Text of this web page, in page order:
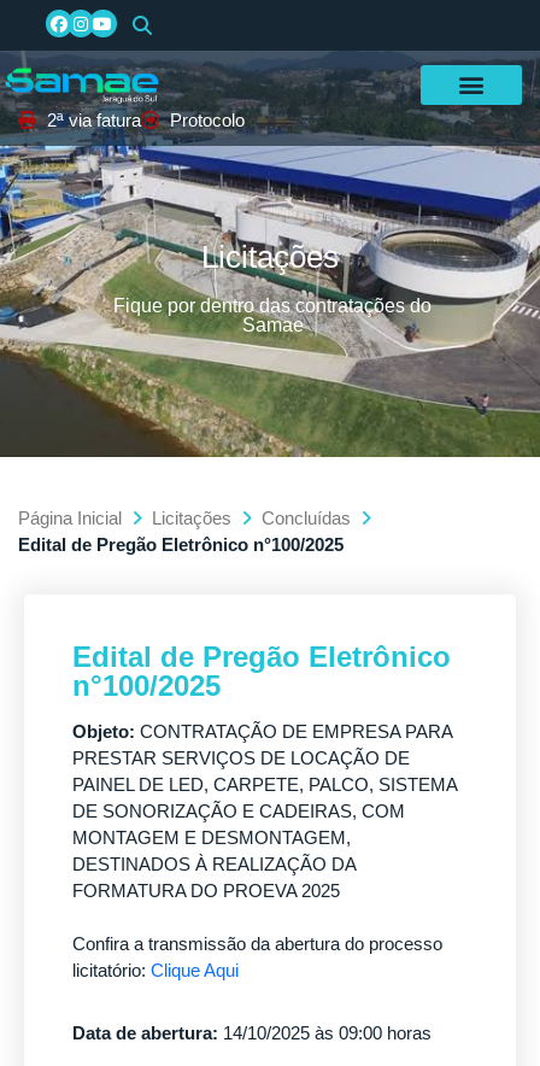
2ª via fatura Protocolo
Licitações
Fique por dentro das contratações do
Samae
Página Inicial Licitações
Concluídas
Edital de Pregão Eletrônico n°100/2025
Edital de Pregão Eletrônico
n°100/2025
Objeto: CONTRATAÇÃO DE EMPRESA PARA
PRESTAR SERVIÇOS DE LOCAÇÃO DE
PAINEL DE LED, CARPETE, PALCO, SISTEMA
DE SONORIZAÇÃO E CADEIRAS, COM
MONTAGEM E DESMONTAGEM,
DESTINADOS À REALIZAÇÃO DA
FORMATURA DO PROEVA 2025
Confira a transmissão da abertura do processo
licitatório: Clique Aqui
Data de abertura: 14/10/2025 às 09:00 horas